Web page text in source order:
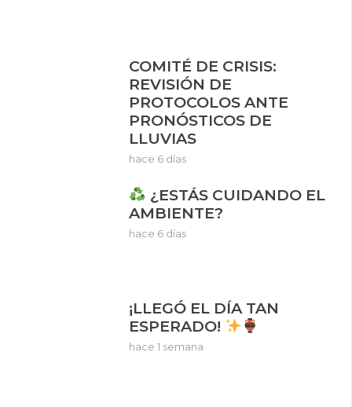
COMITÉ DE CRISIS:
REVISIÓN DE
PROTOCOLOS ANTE
PRONÓSTICOS DE
LLUVIAS
hace 6 días
¿ESTÁS CUIDANDO EL
AMBIENTE?
hace 6 días
¡LLEGÓ EL DÍA TAN
ESPERADO!
hace 1 semana